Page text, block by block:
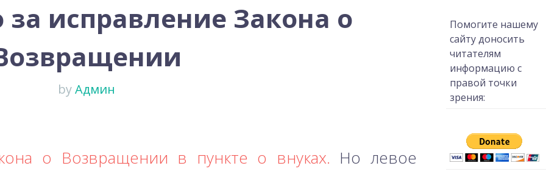
исправление Закона о
byАдмин
о Возвращении в пункте о внуках. Но левое
Помогите нашему
сайту доносить
читателям
информацию с
правой точки
зрения: